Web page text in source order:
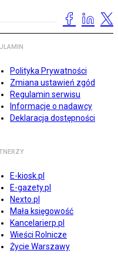
Polityka Prywatności
Zmiana ustawień zgód
Regulamin serwisu
Informacje o nadawcy
Deklaracja dostępności
E-kiosk.pl
E-gazety.pl
Nexto.pl
Mała księgowość
Kancelarierp.pl
Wieści Rolnicze
Życie Warszawy